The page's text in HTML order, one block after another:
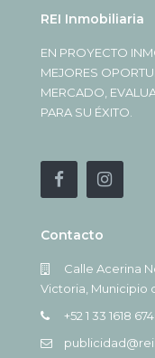
REI Inmobiliaria
EN PROYECTO
MEJORES
MERCADO,
PARA SU ÉXITO.
Contacto
Calle Acerina
Victoria, Municipio
+52 1 33 1618